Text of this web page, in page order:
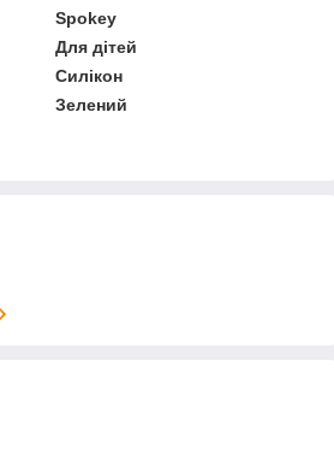
Spokey
Для дітей
Силікон
Зелений